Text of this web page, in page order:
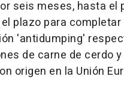
seis meses, hasta el
plazo para completar
'antidumping'
de carne de cerdo
origen en la Unión